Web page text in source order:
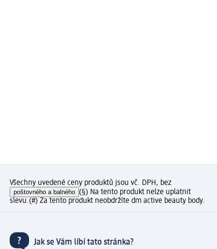
Všechny uvedené ceny produktů jsou vč. DPH, bez
poštovného a balného (§) Na tento produkt nelze uplatnit
slevu.(#) Za tento produkt neobdržíte dm active beauty body.
Jak se Vám líbí tato stránka?